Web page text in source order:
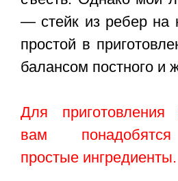
— стейк из ребер на
простой в
балансом постного и
Для приготовления
вам
простые ингредиенты.